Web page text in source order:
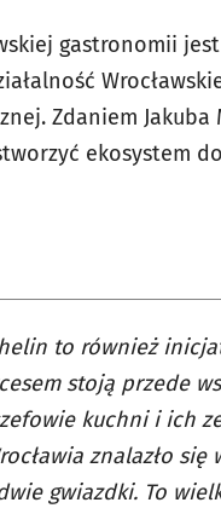
gastronomii
Zdaniem
ekosystem
to również
stoją przede
kuchni i ich
znalazło
gwiazdki. To